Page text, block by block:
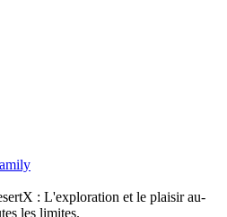
: L'exploration et le plaisir au-
les limites.